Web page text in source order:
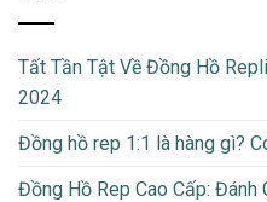
Tất Tần Tật Về Đồng Hồ
2024
Đồng hồ rep 1:1 là hàng gì?
Đồng Hồ Rep Cao Cấp: Đánh